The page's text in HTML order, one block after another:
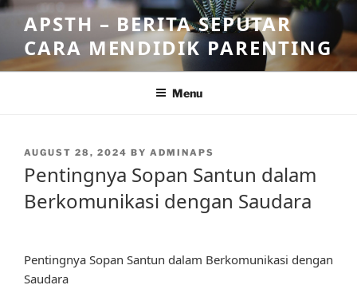
Skip
content
APSTH – BERITA SEPUTAR
CARA MENDIDIK PARENTING
Menu
POSTED
AUGUST 28, 2024 BY ADMINAPS
Pentingnya Sopan Santun dalam
Berkomunikasi dengan Saudara
Pentingnya Sopan Santun dalam Berkomunikasi dengan
Saudara